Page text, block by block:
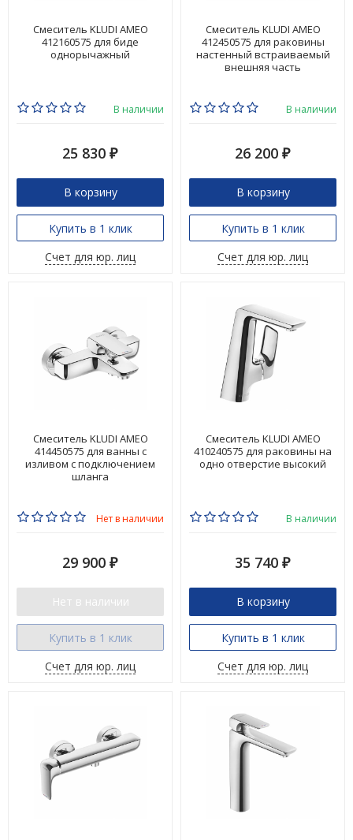
Смеситель KLUDI AMEO
412160575 для биде
однорычажный
В наличии
25 830 ₽
В корзину
Купить в 1 клик
Счет для юр. лиц
Смеситель KLUDI AMEO
412450575 для раковины
настенный встраиваемый
внешняя часть
В наличии
26 200 ₽
В корзину
Купить в 1 клик
Счет для юр. лиц
Смеситель KLUDI AMEO
414450575 для ванны с
изливом с подключением
шланга
Нет в наличии
29 900 ₽
Нет в наличии
Купить в 1 клик
Счет для юр. лиц
Смеситель KLUDI AMEO
410240575 для раковины на
одно отверстие высокий
В наличии
35 740 ₽
В корзину
Купить в 1 клик
Счет для юр. лиц